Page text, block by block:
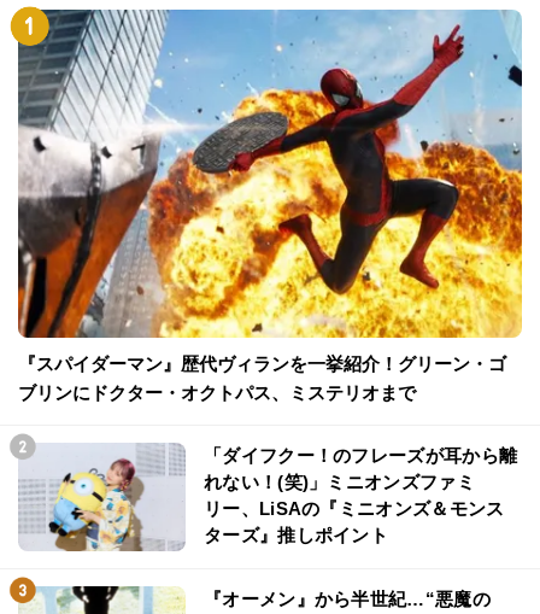
『スパイダーマン』歴代ヴィランを一挙紹介！グリーン・ゴ
ブリンにドクター・オクトパス、ミステリオまで
「ダイフクー！のフレーズが耳から離
れない！(笑)」ミニオンズファミ
リー、LiSAの『ミニオンズ＆モンス
ターズ』推しポイント
『オーメン』から半世紀…“悪魔の